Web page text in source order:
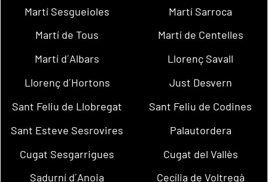
Martí Sesgueioles
Martí Sarroca
Martí de Tous
Martí de Centelles
Martí d´Albars
Llorenç Savall
Llorenç d´Hortons
Just Desvern
Sant Feliu de Llobregat
Sant Feliu de Codines
Sant Esteve Sesrovires
Palautordera
Cugat Sesgarrigues
Cugat del Vallès
Sadurní d´Anoia
Cecília de Voltregà